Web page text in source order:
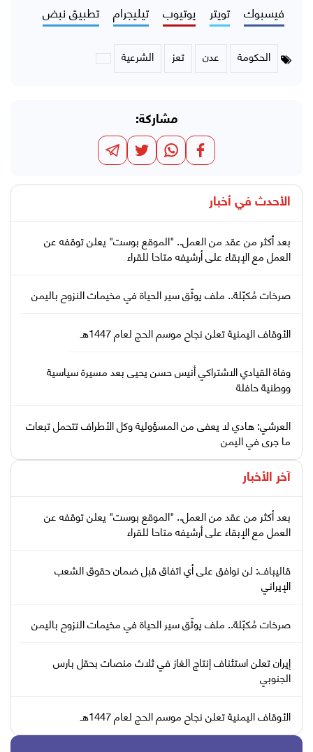
فيسبوك تويتر يوتيوب تيليجرام تطبيق نبض
الحكومة عدن تعز الشرعية
مشاركة:
الأحدث في أخبار
بعد أكثر من عقد من العمل.. "الموقع بوست" يعلن توقفه عن
العمل مع الإبقاء على أرشيفه متاحا للقراء
صرخات مُكبّلة.. ملف يوثّق سير الحياة في مخيمات النزوح باليمن
الأوقاف اليمنية تعلن نجاح موسم الحج لعام 1447هـ
وفاة القيادي الاشتراكي أنيس حسن يحيى بعد مسيرة سياسية
ووطنية حافلة
العرشي: هادي لا يعفى من المسؤولية وكل الأطراف تتحمل تبعات
ما جرى في اليمن
آخر الأخبار
بعد أكثر من عقد من العمل.. "الموقع بوست" يعلن توقفه عن
العمل مع الإبقاء على أرشيفه متاحا للقراء
قاليباف: لن نوافق على أي اتفاق قبل ضمان حقوق الشعب
الإيراني
صرخات مُكبّلة.. ملف يوثّق سير الحياة في مخيمات النزوح باليمن
إيران تعلن استئناف إنتاج الغاز في ثلاث منصات بحقل بارس
الجنوبي
الأوقاف اليمنية تعلن نجاح موسم الحج لعام 1447هـ